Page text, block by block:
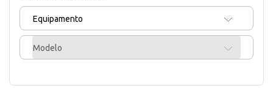
Equipamento
Modelo